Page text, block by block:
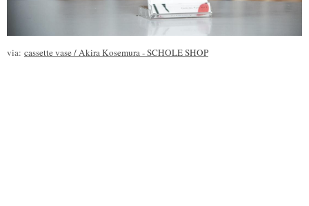
via: cassette vase / Akira Kosemura - SCHOLE SHOP